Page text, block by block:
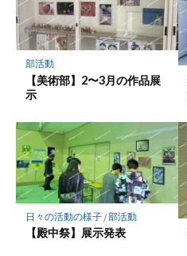
部活動
【美術部】2〜3月の作品展
示
日々の活動の様子/部活動
【殿中祭】展示発表